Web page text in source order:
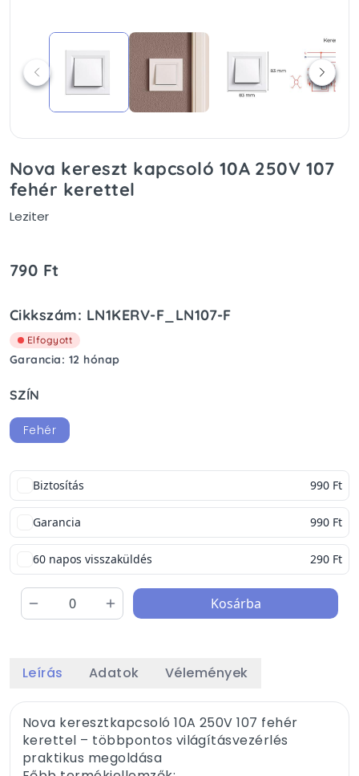
Nova kereszt kapcsoló 10A 250V 107
fehér kerettel
Leziter
790 Ft
Cikkszám: LN1KERV-F_LN107-F
Elfogyott
Garancia: 12 hónap
SZÍN
Fehér
Biztosítás 990 Ft
Garancia 990 Ft
60 napos visszaküldés 290 Ft
Kosárba
Leírás Adatok Vélemények
Nova keresztkapcsoló 10A 250V 107 fehér
kerettel – többpontos világításvezérlés
praktikus megoldása